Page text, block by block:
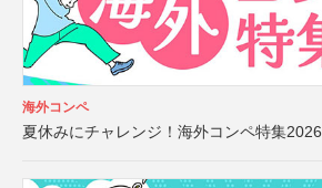
海外コンペ
夏休みにチャレンジ！海外コンペ特集2026